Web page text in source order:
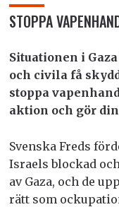
STOPPA
Situationen i
och civila få
stoppa
aktion och gör
Svenska Freds
Israels blockad
av Gaza, och de
rätt som